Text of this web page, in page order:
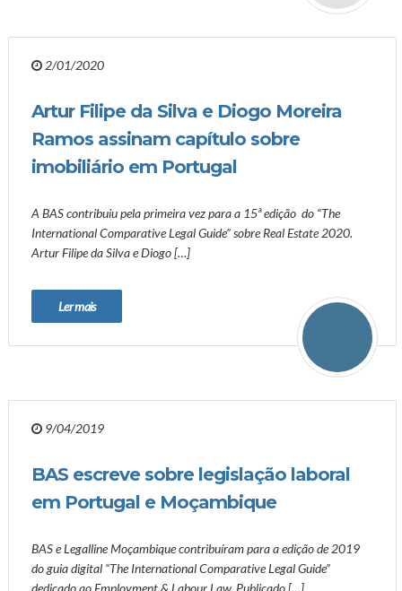
2/01/2020
Artur Filipe da Silva e Diogo Moreira
Ramos assinam capítulo sobre
imobiliário em Portugal
A BAS contribuiu pela primeira vez para a 15ª edição do “The
International Comparative Legal Guide” sobre Real Estate 2020.
Artur Filipe da Silva e Diogo […]
Ler mais
9/04/2019
BAS escreve sobre legislação laboral
em Portugal e Moçambique
BAS e Legalline Moçambique contribuíram para a edição de 2019
do guia digital “The International Comparative Legal Guide”
dedicado ao Employment & Labour Law. Publicado […]